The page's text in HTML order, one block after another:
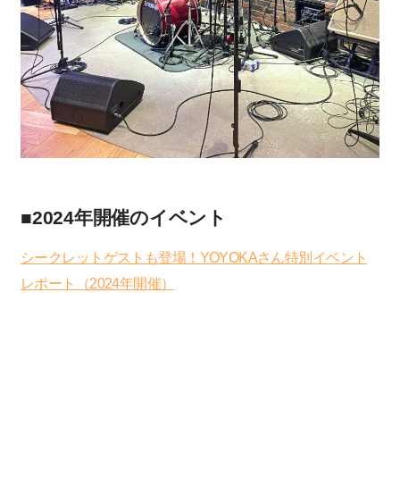
■2024年開催のイベント
シークレットゲストも登場！YOYOKAさん特別イベント
レポート（2024年開催）